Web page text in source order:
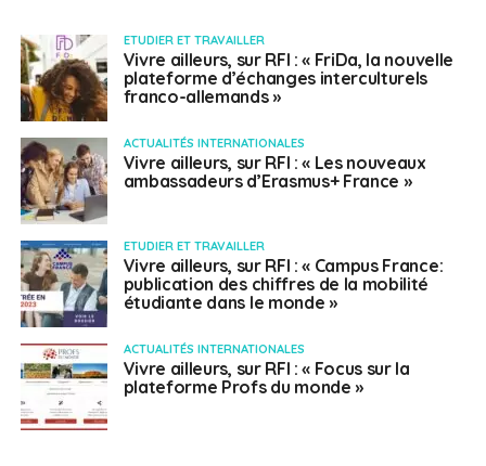
ETUDIER ET TRAVAILLER
Vivre ailleurs, sur RFI : « FriDa, la nouvelle
plateforme d’échanges interculturels
franco-allemands »
ACTUALITÉS INTERNATIONALES
Vivre ailleurs, sur RFI : « Les nouveaux
ambassadeurs d’Erasmus+ France »
ETUDIER ET TRAVAILLER
Vivre ailleurs, sur RFI : « Campus France:
publication des chiffres de la mobilité
étudiante dans le monde »
ACTUALITÉS INTERNATIONALES
Vivre ailleurs, sur RFI : « Focus sur la
plateforme Profs du monde »